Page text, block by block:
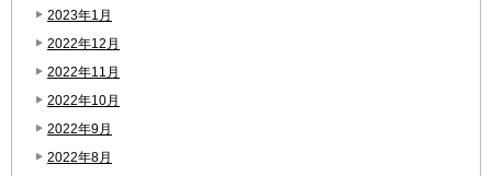
2023年1月
2022年12月
2022年11月
2022年10月
2022年9月
2022年8月